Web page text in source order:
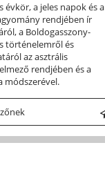
évkör, a jeles napok és a
rendjében ír
a Boldogasszony-
történelemről és
az asztrális
rendjében és a
módszerével.